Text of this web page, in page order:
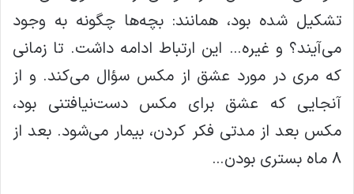
تشکیل شده بود، همانند: بچه‌ها چگونه به وجود
می‌آیند؟ و غیره… این ارتباط ادامه داشت. تا زمانی
که مری در مورد عشق از مکس سؤال می‌کند. و از
آنجایی که عشق برای مکس دست‌نیافتنی بود،
مکس بعد از مدتی فکر کردن، بیمار می‌شود. بعد از
۸ ماه بستری بودن…